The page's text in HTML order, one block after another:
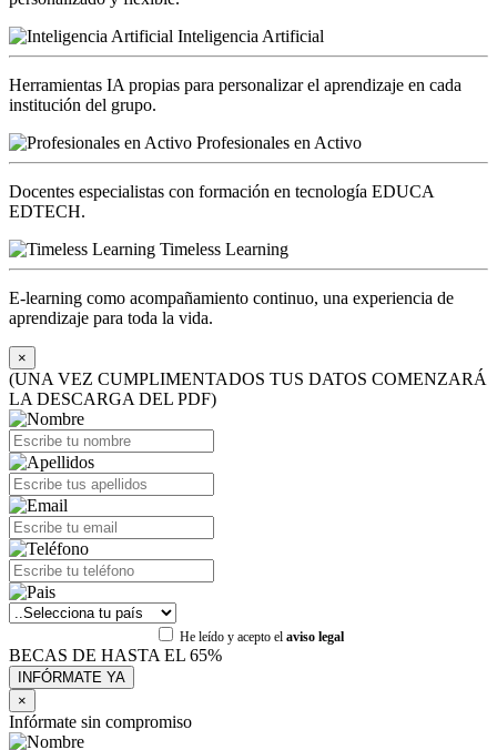
Inteligencia Artificial
Herramientas IA propias para personalizar el aprendizaje en cada
institución del grupo.
Profesionales en Activo
Docentes especialistas con formación en tecnología EDUCA
EDTECH.
Timeless Learning
E-learning como acompañamiento continuo, una experiencia de
aprendizaje para toda la vida.
×
(UNA VEZ CUMPLIMENTADOS TUS DATOS COMENZARÁ
LA DESCARGA DEL PDF)
He leído y acepto el aviso legal
BECAS DE HASTA EL 65%
×
Infórmate sin compromiso